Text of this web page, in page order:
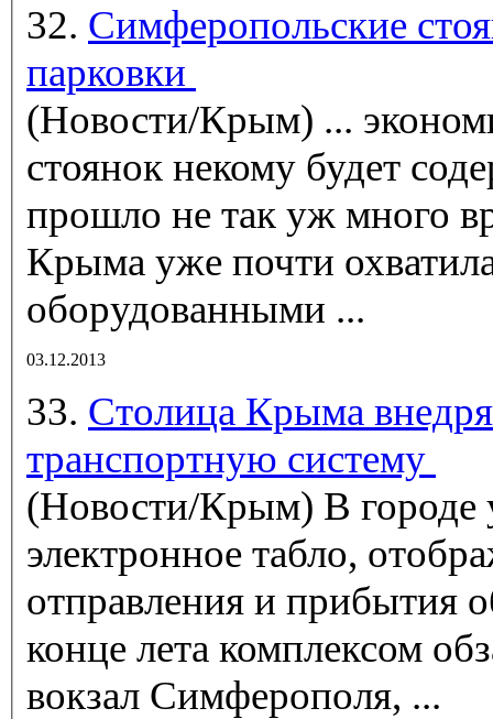
32. Симферопольские
парковки
(Новости/Крым) ...
стоянок некому будет
прошло не так уж много
Крыма уже почти
оборудованными ...
03.12.2013
33. Столица Крыма
транспортную систему
(Новости/Крым) В городе
электронное табло,
отправления и прибытия
конце лета комплексом
вокзал Симферополя, ...